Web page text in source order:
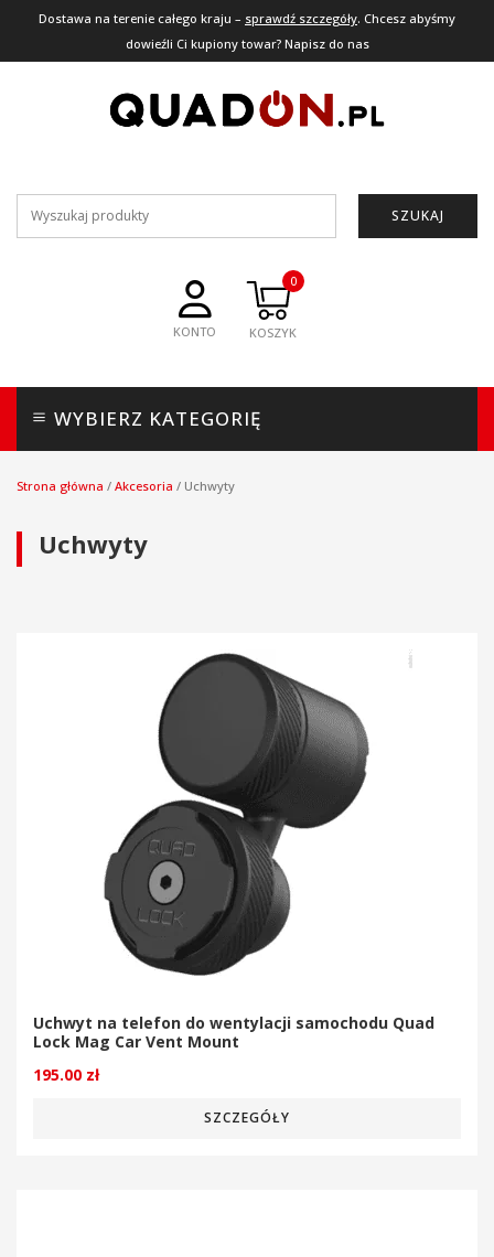
Dostawa na terenie całego kraju – sprawdź szczegóły. Chcesz abyśmy
dowieźli Ci kupiony towar? Napisz do nas
SZUKAJ
KONTO
0
WYBIERZ KATEGORIĘ
Strona główna / Akcesoria / Uchwyty
Uchwyty
Uchwyt na telefon do wentylacji samochodu Quad
Lock Mag Car Vent Mount
195.00 zł
SZCZEGÓŁY